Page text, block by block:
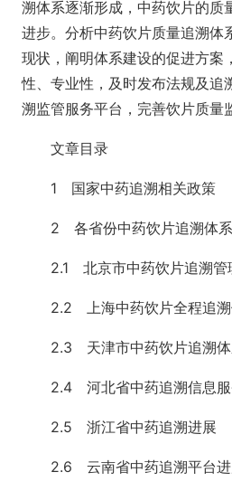
溯体系逐渐形成，中药饮片的质
进步。分析中药饮片质量追溯体
现状，阐明体系建设的促进方案
性、专业性，及时发布法规及追
溯监管服务平台，完善饮片质量
文章目录
1 国家中药追溯相关政策
2 各省份中药饮片追溯体系
2.1 北京市中药饮片追溯管
2.2 上海中药饮片全程追溯
2.3 天津市中药饮片追溯体
2.4 河北省中药追溯信息服
2.5 浙江省中药追溯进展
2.6 云南省中药追溯平台进